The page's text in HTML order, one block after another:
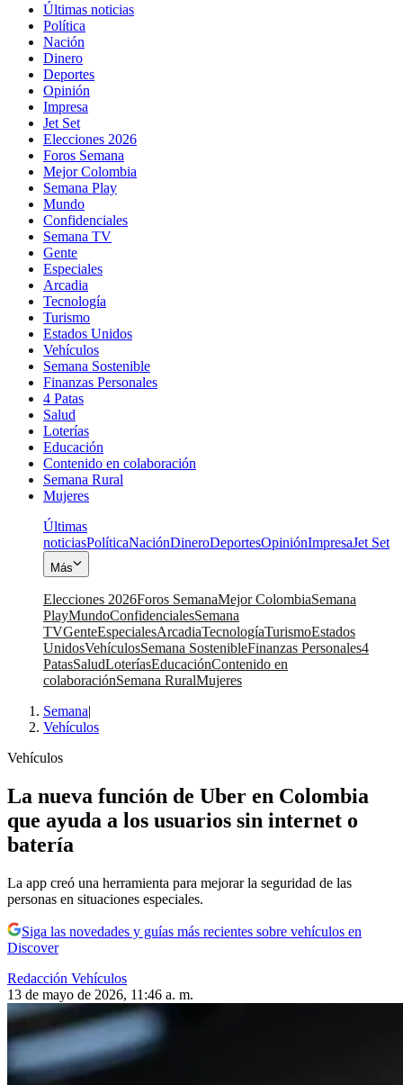
Últimas noticias
Política
Nación
Dinero
Deportes
Opinión
Impresa
Jet Set
Elecciones 2026
Foros Semana
Mejor Colombia
Semana Play
Mundo
Confidenciales
Semana TV
Gente
Especiales
Arcadia
Tecnología
Turismo
Estados Unidos
Vehículos
Semana Sostenible
Finanzas Personales
4 Patas
Salud
Loterías
Educación
Contenido en colaboración
Semana Rural
Mujeres
Últimas
noticiasPolíticaNaciónDineroDeportesOpiniónImpresaJet Set
Más
Elecciones 2026Foros SemanaMejor ColombiaSemana
PlayMundoConfidencialesSemana
TVGenteEspecialesArcadiaTecnologíaTurismoEstados
UnidosVehículosSemana SostenibleFinanzas Personales4
PatasSaludLoteríasEducaciónContenido en
colaboraciónSemana RuralMujeres
Semana|
Vehículos
Vehículos
La nueva función de Uber en Colombia
que ayuda a los usuarios sin internet o
batería
La app creó una herramienta para mejorar la seguridad de las
personas en situaciones especiales.
Siga las novedades y guías más recientes sobre vehículos en
Discover
Redacción Vehículos
13 de mayo de 2026, 11:46 a. m.